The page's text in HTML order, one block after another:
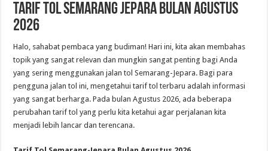
Tarif Tol Semarang Jepara Bulan Agustus
2026
Halo, sahabat pembaca yang budiman! Hari ini, kita akan membahas
topik yang sangat relevan dan mungkin sangat penting bagi Anda
yang sering menggunakan jalan tol Semarang-Jepara. Bagi para
pengguna jalan tol ini, mengetahui tarif tol terbaru adalah informasi
yang sangat berharga. Pada bulan Agustus 2026, ada beberapa
perubahan tarif tol yang perlu kita ketahui agar perjalanan kita
menjadi lebih lancar dan terencana.